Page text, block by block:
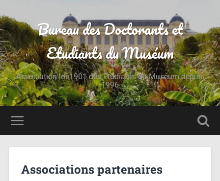
Bureau des Doctorants et
Etudiants du Muséum
Association loi 1901 des Étudiants du Muséum depuis
1996
Associations partenaires